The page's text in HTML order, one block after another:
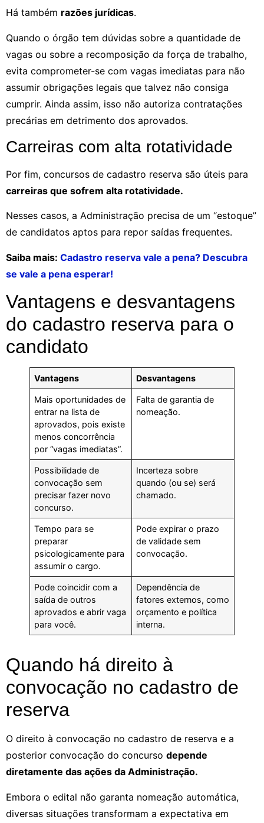
Há também razões jurídicas.
Quando o órgão tem dúvidas sobre a quantidade de
vagas ou sobre a recomposição da força de trabalho,
evita comprometer-se com vagas imediatas para não
assumir obrigações legais que talvez não consiga
cumprir. Ainda assim, isso não autoriza contratações
precárias em detrimento dos aprovados.
Carreiras com alta rotatividade
Por fim, concursos de cadastro reserva são úteis para
carreiras que sofrem alta rotatividade.
Nesses casos, a Administração precisa de um “estoque”
de candidatos aptos para repor saídas frequentes.
Saiba mais: Cadastro reserva vale a pena? Descubra
se vale a pena esperar!
Vantagens e desvantagens
do cadastro reserva para o
candidato
Vantagens Desvantagens
Mais oportunidades de
entrar na lista de
aprovados, pois existe
menos concorrência
por “vagas imediatas”.
Falta de garantia de
nomeação.
Possibilidade de
convocação sem
precisar fazer novo
concurso.
Incerteza sobre
quando (ou se) será
chamado.
Tempo para se
preparar
psicologicamente para
assumir o cargo.
Pode expirar o prazo
de validade sem
convocação.
Pode coincidir com a
saída de outros
aprovados e abrir vaga
para você.
Dependência de
fatores externos, como
orçamento e política
interna.
Quando há direito à
convocação no cadastro de
reserva
O direito à convocação no cadastro de reserva e a
posterior convocação do concurso depende
diretamente das ações da Administração.
Embora o edital não garanta nomeação automática,
diversas situações transformam a expectativa em